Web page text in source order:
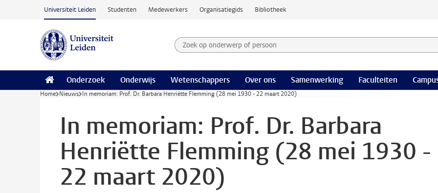
Ga naar hoofdinhoud
Universiteit Leiden Studenten Medewerkers Organisatiegids Bibliotheek
Zoek op onderwerp of persoon en selecteer categorie
Zoekterm
Onderzoek Onderwijs Wetenschappers Over ons Samenwerking Faculteiten
Home Nieuws In memoriam: Prof. Dr. Barbara Henriëtte Flemming (28 mei 1930 - 22 maart 2020)
In memoriam: Prof. Dr. Barbara
Henriëtte Flemming (28 mei 1930 -
22 maart 2020)